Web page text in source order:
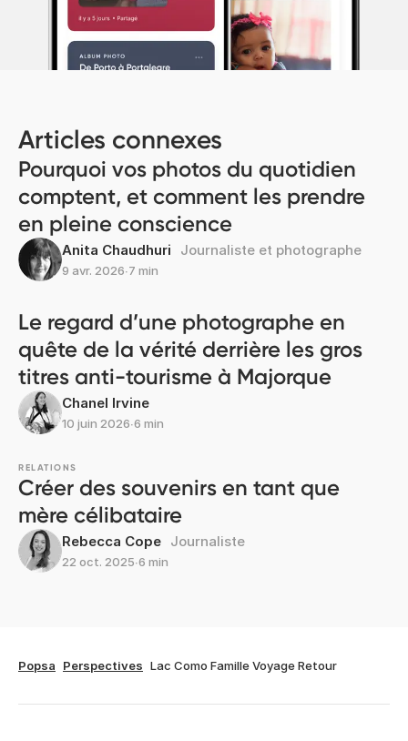
Articles connexes
Pourquoi vos photos du quotidien
comptent, et comment les prendre
en pleine conscience
Anita Chaudhuri Journaliste et photographe
9 avr. 2026∙7 min
Le regard d’une photographe en
quête de la vérité derrière les gros
titres anti-tourisme à Majorque
Chanel Irvine
10 juin 2026∙6 min
RELATIONS
Créer des souvenirs en tant que
mère célibataire
Rebecca Cope Journaliste
22 oct. 2025∙6 min
Popsa Perspectives Lac Como Famille Voyage Retour